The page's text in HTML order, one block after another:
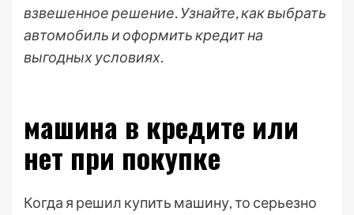
взвешенное решение. Узнайте, как выбрать
автомобиль и оформить кредит на
выгодных условиях.
машина в кредите или
нет при покупке
Когда я решил купить машину, то серьезно